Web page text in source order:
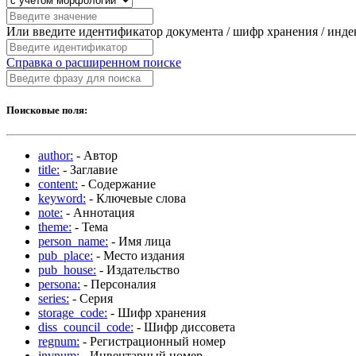
Или введите идентификатор документа / шифр хранения /
Справка о расширенном поиске
Поисковые поля:
author: - Автор
title: - Заглавие
content: - Содержание
keyword: - Ключевые слова
note: - Аннотация
theme: - Тема
person_name: - Имя лица
pub_place: - Место издания
pub_house: - Издательство
persona: - Персоналия
series: - Серия
storage_code: - Шифр хранения
diss_council_code: - Шифр диссовета
regnum: - Регистрационный номер